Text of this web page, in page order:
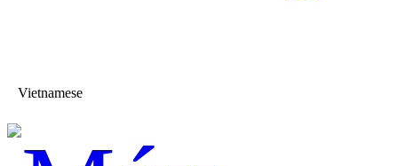
Vietnamese